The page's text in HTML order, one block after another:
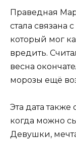
Праведная
стала
который мог
вредить.
весна
морозы ещё
Эта дата
когда можно
Девушки,